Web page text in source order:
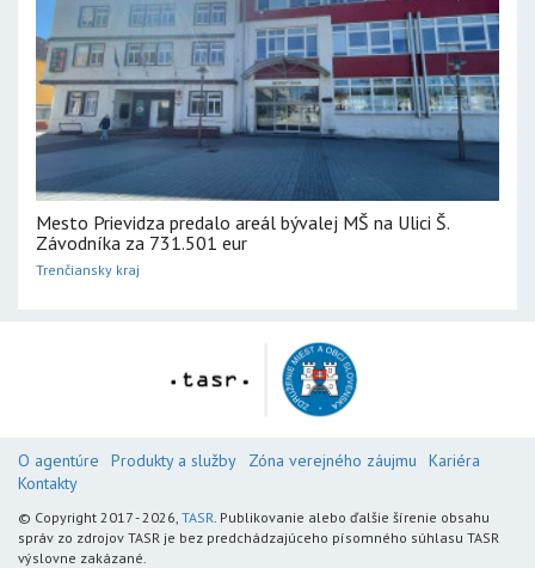
Mesto Prievidza predalo areál bývalej MŠ na Ulici Š.
Závodníka za 731.501 eur
Trenčiansky kraj
O agentúre Produkty a služby Zóna verejného záujmu
Kariéra
Kontakty
© Copyright 2017 - 2026, TASR. Publikovanie alebo ďalšie šírenie obsahu
správ zo zdrojov TASR je bez predchádzajúceho písomného súhlasu TASR
výslovne zakázané.